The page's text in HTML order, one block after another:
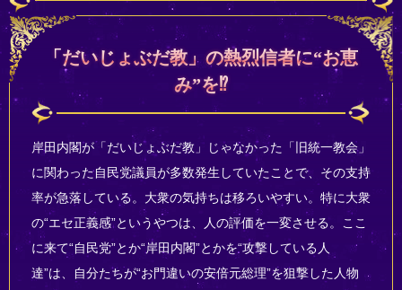
「だいじょぶだ教」の熱烈信者に“お恵
み”を⁉
岸田内閣が「だいじょぶだ教」じゃなかった「旧統一教会」
に関わった自民党議員が多数発生していたことで、その支持
率が急落している。大衆の気持ちは移ろいやすい。特に大衆
の“エセ正義感”というやつは、人の評価を一変させる。ここ
に来て“自民党”とか“岸田内閣”とかを“攻撃している人
達”は、自分たちが“お門違いの安倍元総理”を狙撃した人物